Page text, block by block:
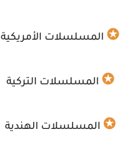
✪ المسلسلات الأمريكية
✪ المسلسلات التركية
✪ المسلسلات الهندية